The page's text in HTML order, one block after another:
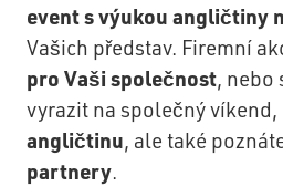
event s výukou angličtiny
Vašich představ. Firemní
pro Vaši společnost, nebo
vyrazit na společný víkend,
angličtinu, ale také
partnery.